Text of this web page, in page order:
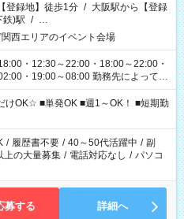
登録地】徒歩1分 / 大阪駅から【登録
鉄)駅 / …
西エリアのイベント会場
・12:30～22:00・18:00～22:00・
・19:00～08:00 勤務先によって勤
ント案件増加中！ 長時間から短時間
意してますので 働ける日だけご勤務
聞かせください(*^^*)
けOK☆ ■単発OK ■週1～OK！ ■短期勤
/ 履歴書不要 / 40～50代活躍中 / 副
上の大量募集 / 電話対応なし / パソコ
募する 詳細へ